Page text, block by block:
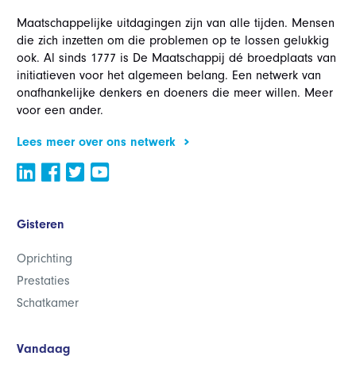
Maatschappelijke uitdagingen zijn van alle tijden. Mensen
die zich inzetten om die problemen op te lossen gelukkig
ook. Al sinds 1777 is De Maatschappij dé broedplaats van
initiatieven voor het algemeen belang. Een netwerk van
onafhankelijke denkers en doeners die meer willen. Meer
voor een ander.
Lees meer over ons netwerk
Gisteren
Oprichting
Prestaties
Schatkamer
Vandaag